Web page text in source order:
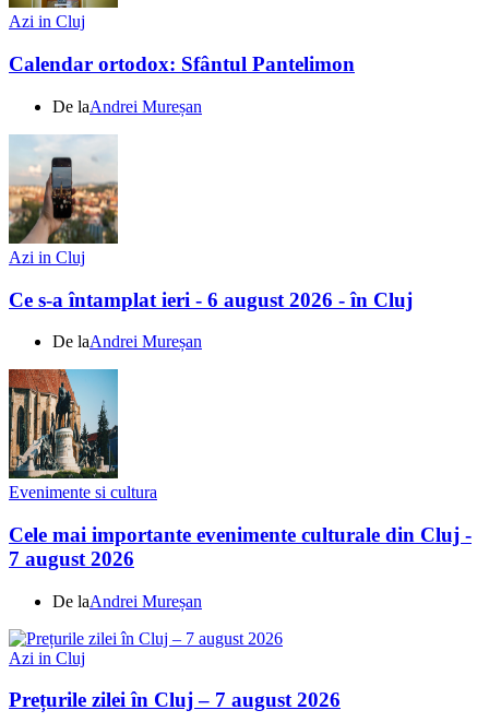
Azi in Cluj
Calendar ortodox: Sfântul Pantelimon
De laAndrei Mureșan
Azi in Cluj
Ce s-a întamplat ieri - 6 august 2026 - în Cluj
De laAndrei Mureșan
Evenimente si cultura
Cele mai importante evenimente culturale din Cluj -
7 august 2026
De laAndrei Mureșan
Azi in Cluj
Prețurile zilei în Cluj – 7 august 2026